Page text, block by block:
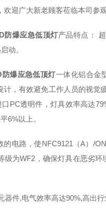
迎广大新老顾客莅临本司参
防爆应急低顶灯产品特点：
动。
防爆应急低顶灯一体化铝合金
，有效避免工作人员的视觉
PC透明件，灯具效率高达
6%以上。
电路，使NFC9121（A）/
级为WF2，确保灯具在恶劣
器件,电气效率高达90%,高出